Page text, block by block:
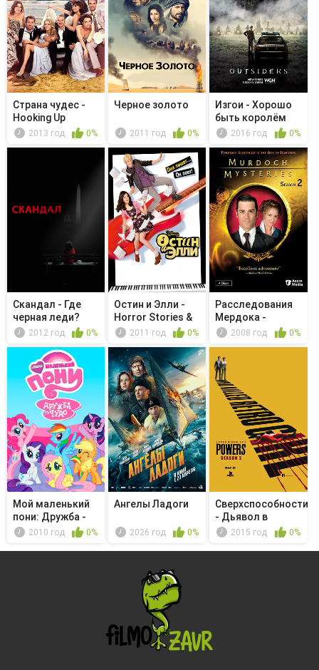
Страна чудес -
Hooking Up
2013 год 0%
Чeрное золото
2011 год 0%
Изгои - Хорошо
быть королём
2016 год 0%
Скандал - Где
черная леди?
2012 год 0%
Остин и Элли -
Horror Stories &
Hallo...2011 год 0%
Расследования
Мердока -
Убийство в ст...
2008 год 0%
Мой маленький
пони: Дружба -
это чудо...
2010 год 0%
Ангелы Ладоги
2026 год 0%
Сверхспособности
- Дьявол в
мусорном ...
2015 год 0%